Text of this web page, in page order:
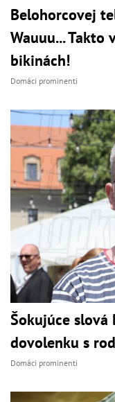
Belohorcovej
Wauuu... Takto
bikinách!
Domáci prominenti
Šokujúce slová
dovolenku s
Domáci prominenti